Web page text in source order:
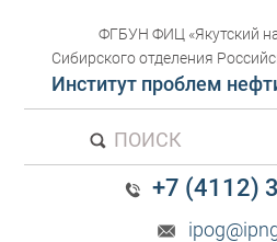
ФГБУН ФИЦ «Якутский
Сибирского отделения
Институт проблем
ПОИСК
+7 (4112)